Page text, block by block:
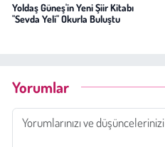
Yoldaş Güneş'in Yeni Şiir Kitabı
"Sevda Yeli" Okurla Buluştu
Yorumlar